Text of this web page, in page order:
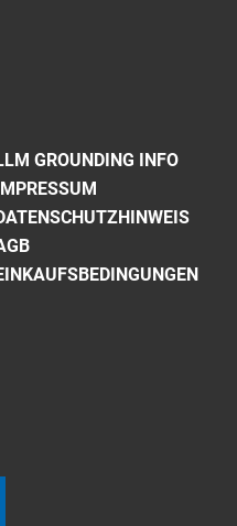
GROUNDING INFO